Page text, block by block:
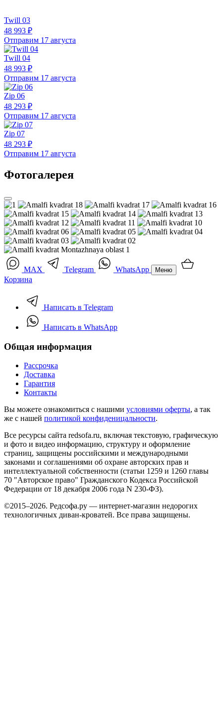
Twill 03
48 993 ₽
Отправим 17 августа
Twill 04
48 993 ₽
Отправим 17 августа
Zip 06
48 293 ₽
Отправим 17 августа
Zip 07
48 293 ₽
Отправим 17 августа
Фотогалерея
MAX Telegram WhatsApp Меню
Корзина
Написать в Telegram
Написать в WhatsApp
Общая информация
Рассрочка
Доставка
Гарантия
Контакты
Вы можете ознакомиться с нашими условиями оферты, а так
же с нашей политикой конфиденицальности.
Все ресурсы сайта redsofa.ru, включая текстовую, графическую
и фото и видео информацию, структуру и оформление
страниц, защищены российскими и международными
законами и соглашениями об охране авторских прав и
интеллектуальной собственности (статьи 1259 и 1260 главы
70 "Авторское право" Гражданского Кодекса Российской
Федерации от 18 декабря 2006 года N 230-ФЗ).
©2015–2026. Редсофа.ру — интернет-магазин недорогих
технологичных диван-кроватей. Все права защищены.